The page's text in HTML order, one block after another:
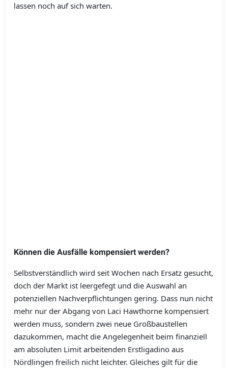
lassen noch auf sich warten.
Können die Ausfälle kompensiert werden?
Selbstverständlich wird seit Wochen nach Ersatz gesucht,
doch der Markt ist leergefegt und die Auswahl an
potenziellen Nachverpflichtungen gering. Dass nun nicht
mehr nur der Abgang von Laci Hawthorne kompensiert
werden muss, sondern zwei neue Großbaustellen
dazukommen, macht die Angelegenheit beim finanziell
am absoluten Limit arbeitenden Erstligadino aus
Nördlingen freilich nicht leichter. Gleiches gilt für die